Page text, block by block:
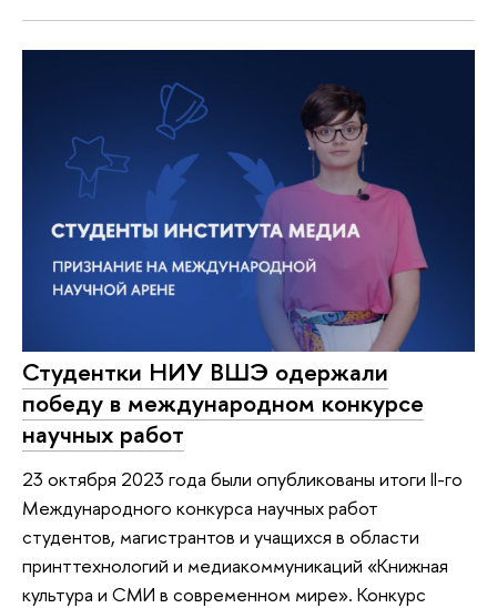
Студентки НИУ ВШЭ одержали
победу в международном конкурсе
научных работ
23 октября 2023 года были опубликованы итоги II-го
Международного конкурса научных работ
студентов, магистрантов и учащихся в области
принттехнологий и медиакоммуникаций «Книжная
культура и СМИ в современном мире». Конкурс